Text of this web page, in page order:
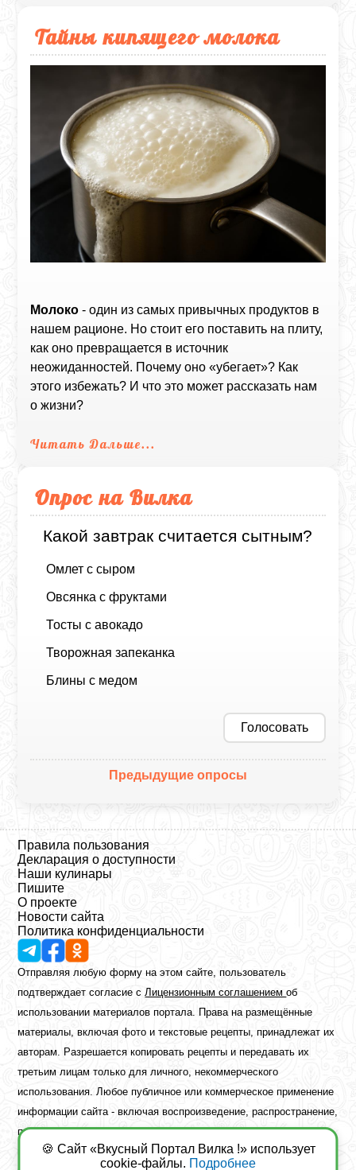
Тайны кипящего молока
Молоко - один из самых привычных продуктов в
нашем рационе. Но стоит его поставить на плиту,
как оно превращается в источник
неожиданностей. Почему оно «убегает»? Как
этого избежать? И что это может рассказать нам
о жизни?
Читать Дальше...
Опрос на Вилка
Какой завтрак считается сытным?
Омлет с сыром
Овсянка с фруктами
Тосты с авокадо
Творожная запеканка
Блины с медом
Голосовать
Предыдущие опросы
Правила пользования
Декларация о доступности
Наши кулинары
Пишите
О проекте
Новости сайта
Политика конфиденциальности
Отправляя любую форму на этом сайте, пользователь
подтверждает согласие сЛицензионным соглашениемоб
использовании материалов портала. Права на размещённые
материалы, включая фото и текстовые рецепты, принадлежат их
авторам. Разрешается копировать рецепты и передавать их
третьим лицам только для личного, некоммерческого
использования. Любое публичное или коммерческое применение
информации сайта - включая воспроизведение, распространение,
публикацию или обработку - возможно лишь при наличии
предварительного письменного разрешения правообладателя.
🍪 Сайт «Вкусный Портал Вилка !» использует
cookie-файлы. Подробнее